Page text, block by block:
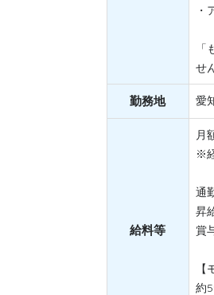
・
せ
勤務地 愛
給料等
月
※
通
昇
賞
約